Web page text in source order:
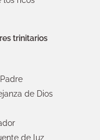
trinitarios
de Dios
de luz